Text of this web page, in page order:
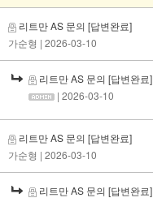
리트만 AS 문의 [답변완료]
가순형 | 2026-03-10
리트만 AS 문의 [답변완료]
| 2026-03-10
리트만 AS 문의 [답변완료]
가순형 | 2026-03-10
리트만 AS 문의 [답변완료]